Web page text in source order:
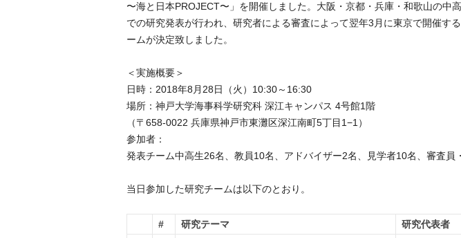
〜海と日本PROJECT〜」を開催しました。大阪・京都・兵庫・和歌山の中
での研究発表が行われ、研究者による審査によって翌年3月に東京で開催す
ームが決定致しました。
＜実施概要＞
日時：2018年8月28日（火）10:30～16:30
場所：神戸大学海事科学研究科 深江キャンパス 4号館1階
（〒658-0022 兵庫県神戸市東灘区深江南町5丁目1−1）
参加者：
発表チーム中高生26名、教員10名、アドバイザー2名、見学者10名、審査員
当日参加した研究チームは以下のとおり。
# 研究テーマ 研究代表者